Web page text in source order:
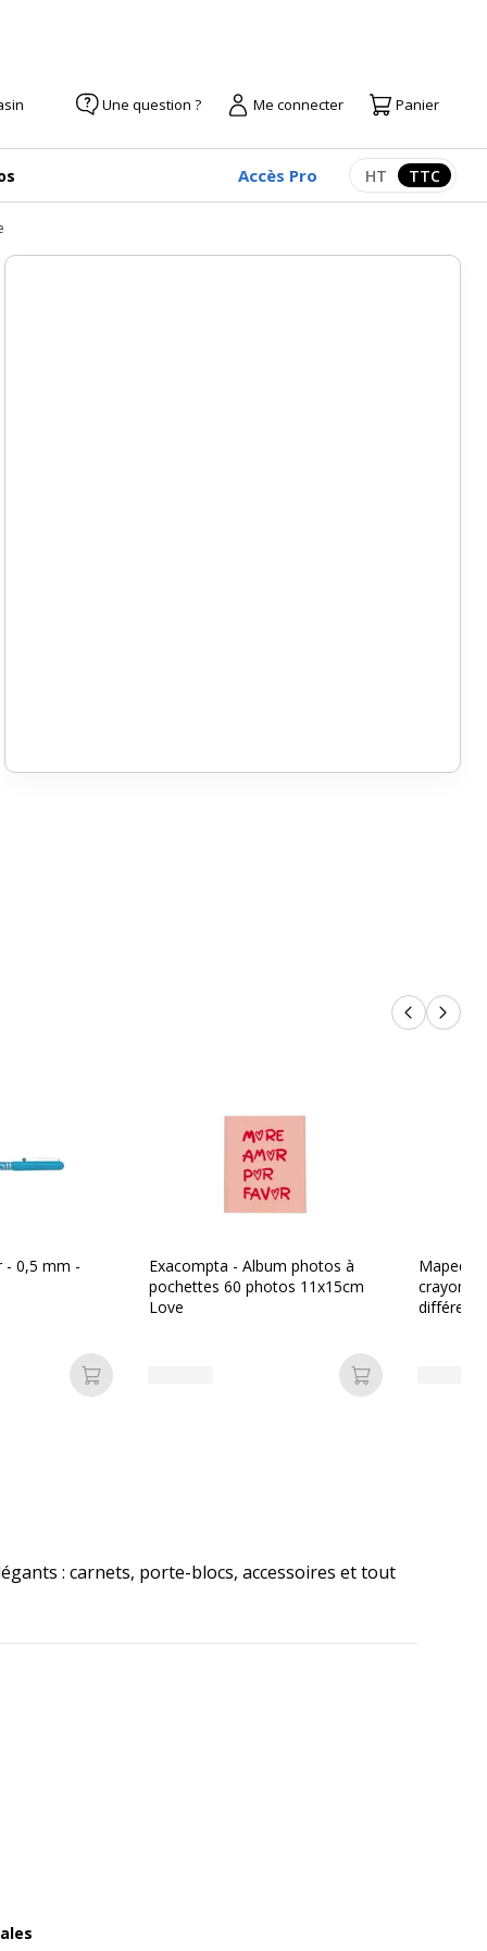
Une question ? Me connecter Panier
Accès Pro Afficher les
HT TTC
Produits
- 0,5 mm -
Ajouter au panier
Exacompta - Album photos à
pochettes 60 photos 11x15cm
Love
Ajouter au
Maped
crayon -
: carnets, porte-blocs, accessoires et tout